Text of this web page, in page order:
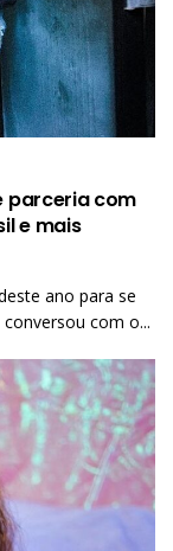
parceria com
e mais
ano para se
com o...